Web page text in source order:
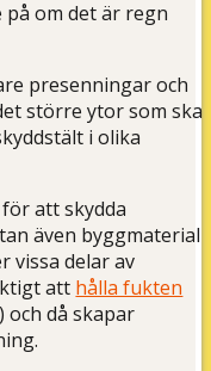
om det är regn
presenningar och
större ytor som ska
i olika
att skydda
även byggmaterial
vissa delar av
att hålla fukten
och då skapar